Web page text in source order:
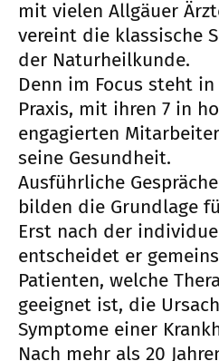
mit vielen Allgäuer
vereint die klassische
der Naturheilkunde.
Denn im Focus steht
Praxis, mit ihren 7 in
engagierten
seine Gesundheit.
Ausführliche
bilden die Grundlage
Erst nach der
entscheidet er
Patienten, welche
geeignet ist, die
Symptome einer
Nach mehr als 20